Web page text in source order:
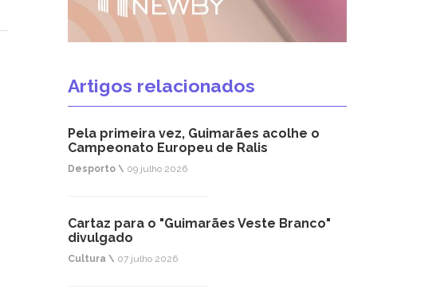
Artigos relacionados
Pela primeira vez, Guimarães acolhe o
Campeonato Europeu de Ralis
Desporto \ 09 julho 2026
Cartaz para o "Guimarães Veste Branco"
divulgado
Cultura \ 07 julho 2026